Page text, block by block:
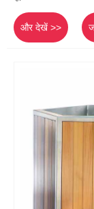
और देखें >>